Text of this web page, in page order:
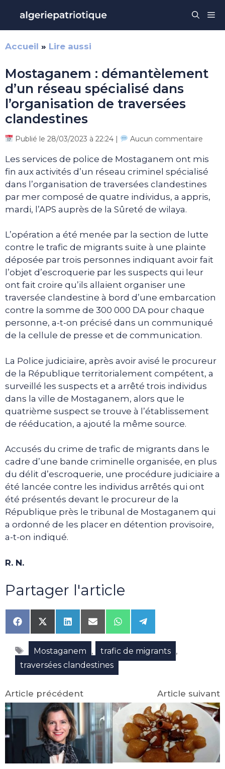
contenu
Accueil » Lire aussi
Mostaganem : démantèlement
d’un réseau spécialisé dans
l’organisation de traversées
clandestines
Publié le 28/03/2023 à 22:24 | Aucun commentaire
Les services de police de Mostaganem ont mis
fin aux activités d’un réseau criminel spécialisé
dans l’organisation de traversées clandestines
par mer composé de quatre individus, a appris,
mardi, l’APS auprès de la Sûreté de wilaya.
L’opération a été menée par la section de lutte
contre le trafic de migrants suite à une plainte
déposée par trois personnes indiquant avoir fait
l’objet d’escroquerie par les suspects qui leur
ont fait croire qu’ils allaient organiser une
traversée clandestine à bord d’une embarcation
contre la somme de 300 000 DA pour chaque
personne, a-t-on précisé dans un communiqué
de la cellule de presse et de communication.
La Police judiciaire, après avoir avisé le procureur
de la République territorialement compétent, a
surveillé les suspects et a arrêté trois individus
dans la ville de Mostaganem, alors que le
quatrième suspect se trouve à l’établissement
de rééducation, a ajouté la même source.
Accusés du crime de trafic de migrants dans le
cadre d’une bande criminelle organisée, en plus
du délit d’escroquerie, une procédure judiciaire a
été lancée contre les individus arrêtés qui ont
été présentés devant le procureur de la
République près le tribunal de Mostaganem qui
a ordonné de les placer en détention provisoire,
a-t-on indiqué.
R. N.
Partager l'article
Share
on
Facebook
Share
on
X
(Twitter)
Share
on
LinkedIn
Share
on
Email
Share
on
WhatsApp
Share
on
Telegram
Étiquettes
Mostaganem , trafic de migrants ,
traversées clandestines
Article précédent Article suivant